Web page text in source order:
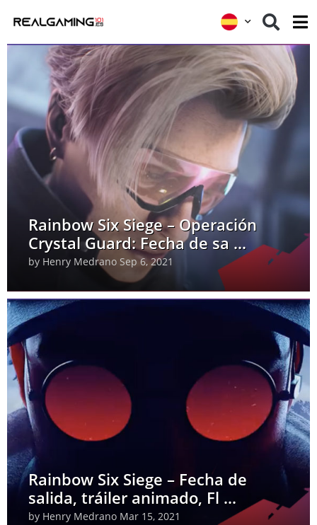
Rainbow Six Siege – Operación
Crystal Guard: Fecha de sa ...
by Henry Medrano Sep 6, 2021
Rainbow Six Siege – Fecha de
salida, tráiler animado, Fl ...
by Henry Medrano Mar 15, 2021